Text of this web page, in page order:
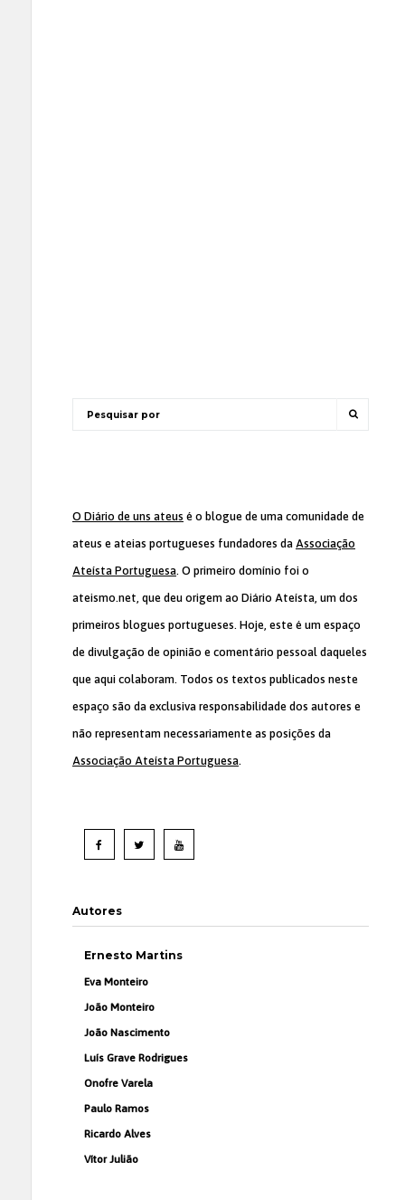
O Diário de uns ateus é o blogue de uma comunidade de
ateus e ateias portugueses fundadores da Associação
Ateísta Portuguesa. O primeiro domínio foi o
ateismo.net, que deu origem ao Diário Ateísta, um dos
primeiros blogues portugueses. Hoje, este é um espaço
de divulgação de opinião e comentário pessoal daqueles
que aqui colaboram. Todos os textos publicados neste
espaço são da exclusiva responsabilidade dos autores e
não representam necessariamente as posições da
Associação Ateísta Portuguesa.
Autores
Ernesto Martins
Eva Monteiro
João Monteiro
João Nascimento
Luís Grave Rodrigues
Onofre Varela
Paulo Ramos
Ricardo Alves
Vítor Julião